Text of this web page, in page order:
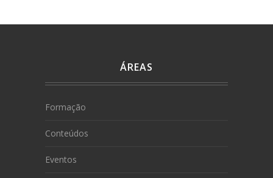
ÁREAS
Formação
Conteúdos
Eventos